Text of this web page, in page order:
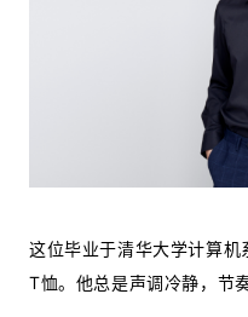
这位毕业于清华大学计算
T恤。他总是声调冷静，节